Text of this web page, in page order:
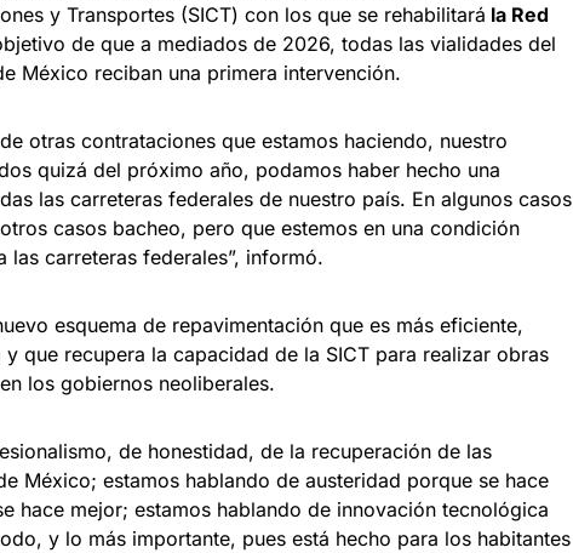
y Transportes (SICT) con los que se rehabilitará la Red
de que a mediados de 2026, todas las vialidades del
México reciban una primera intervención.
otras contrataciones que estamos haciendo, nuestro
quizá del próximo año, podamos haber hecho una
las carreteras federales de nuestro país. En algunos casos
casos bacheo, pero que estemos en una condición
las carreteras federales”, informó.
esquema de repavimentación que es más eficiente,
que recupera la capacidad de la SICT para realizar obras
los gobiernos neoliberales.
de honestidad, de la recuperación de las
México; estamos hablando de austeridad porque se hace
hace mejor; estamos hablando de innovación tecnológica
y lo más importante, pues está hecho para los habitantes